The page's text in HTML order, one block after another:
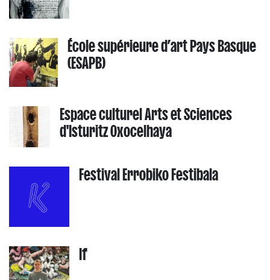
École supérieure d’art Pays Basque
(ESAPB)
Espace culturel Arts et Sciences
d'Isturitz Oxocelhaya
Festival Errobiko Festibala
If